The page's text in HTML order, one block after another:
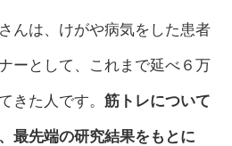
んは、けがや病気をした患者
ーとして、これまで延べ６万
きた人です。 筋トレについて
最先端の研究結果をもとに